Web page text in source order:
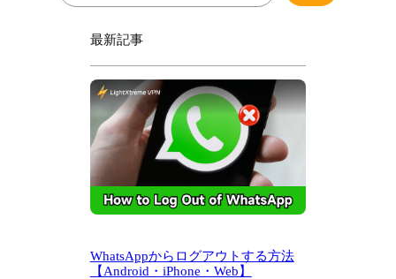
最新記事
WhatsAppからログアウトする方法
【Android・iPhone・Web】